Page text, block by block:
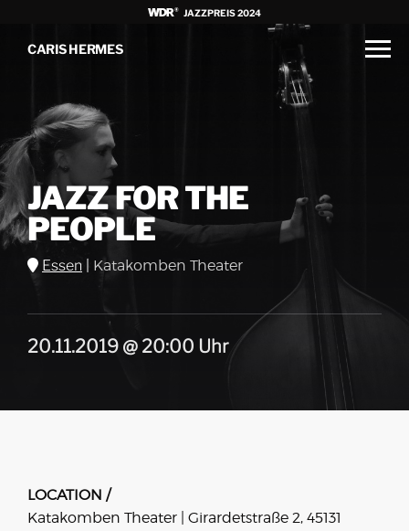
JAZZPREIS 2024
CARIS HERMES
JAZZ FOR THE
PEOPLE
Essen Katakomben Theater
20.11.2019 @ 20:00 Uhr
LOCATION /
Katakomben Theater | Girardetstraße 2, 45131